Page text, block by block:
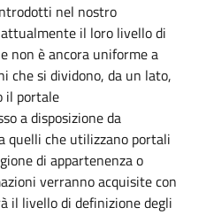
nel nostro
il loro livello di
non è ancora uniforme a
che si dividono, da un lato,
il portale
a disposizione da
quelli che utilizzano portali
di appartenenza o
verranno acquisite con
il livello di definizione degli